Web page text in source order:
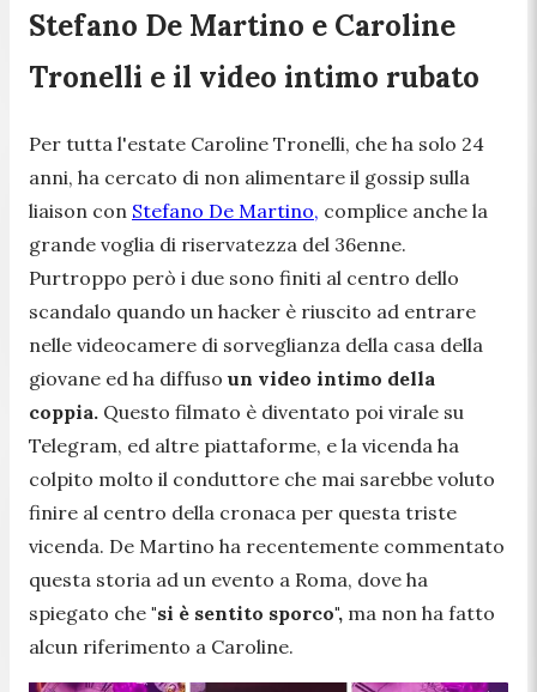
Stefano De Martino e Caroline
Tronelli e il video intimo rubato
Per tutta l'estate Caroline Tronelli, che ha solo 24
anni, ha cercato di non alimentare il gossip sulla
liaison con Stefano De Martino, complice anche la
grande voglia di riservatezza del 36enne.
Purtroppo però i due sono finiti al centro dello
scandalo quando un hacker è riuscito ad entrare
nelle videocamere di sorveglianza della casa della
giovane ed ha diffuso un video intimo della
coppia. Questo filmato è diventato poi virale su
Telegram, ed altre piattaforme, e la vicenda ha
colpito molto il conduttore che mai sarebbe voluto
finire al centro della cronaca per questa triste
vicenda. De Martino ha recentemente commentato
questa storia ad un evento a Roma, dove ha
spiegato che "si è sentito sporco", ma non ha fatto
alcun riferimento a Caroline.